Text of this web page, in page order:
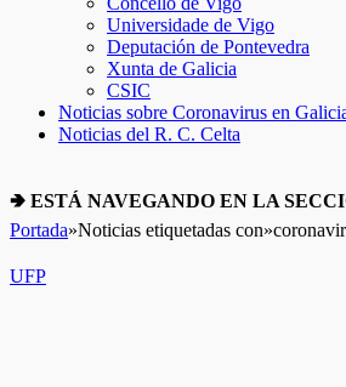
Universidade de Vigo
Deputación de Pontevedra
Xunta de Galicia
CSIC
Noticias sobre Coronavirus en
Noticias del R. C. Celta
🢂 ESTÁ NAVEGANDO EN LA
Portada»Noticias etiquetadas con»
UFP